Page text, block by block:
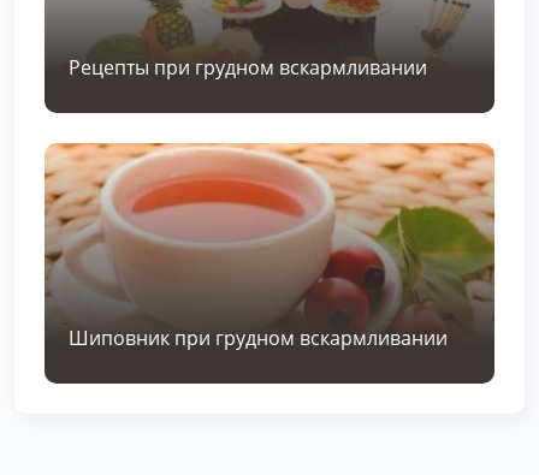
Рецепты при грудном вскармливании
Шиповник при грудном вскармливании